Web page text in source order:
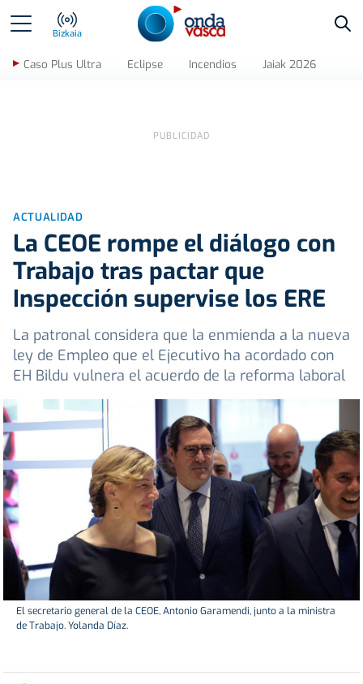
Bizkaia
Caso Plus Ultra Eclipse Incendios Jaiak 2026
ACTUALIDAD
La CEOE rompe el diálogo con
Trabajo tras pactar que
Inspección supervise los ERE
La patronal considera que la enmienda a la nueva
ley de Empleo que el Ejecutivo ha acordado con
EH Bildu vulnera el acuerdo de la reforma laboral
El secretario general de la CEOE, Antonio Garamendi, junto a la ministra
de Trabajo. Yolanda Díaz.